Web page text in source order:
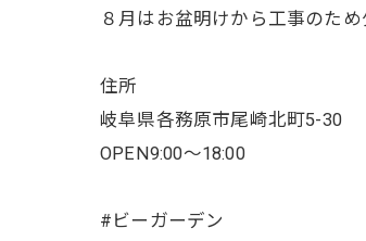
８月はお盆明けから工事のた
住所
岐阜県各務原市尾崎北町5-30
OPEN9:00〜18:00
#ビーガーデン